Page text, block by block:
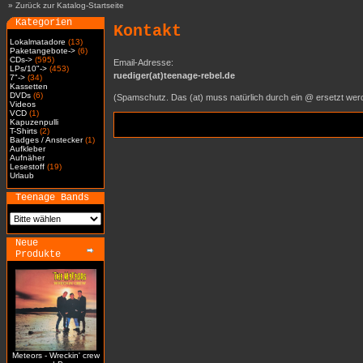
» Zurück zur Katalog-Startseite
Kategorien
Lokalmatadore (13)
Paketangebote-> (6)
CDs-> (595)
LPs/10"-> (453)
7"-> (34)
Kassetten
DVDs (6)
Videos
VCD (1)
Kapuzenpulli
T-Shirts (2)
Badges / Anstecker(1)
Aufkleber
Aufnäher
Lesestoff (19)
Urlaub
Teenage Bands
Neue
Produkte
Meteors - Wreckin' crew
Kontakt
Email-Adresse:
ruediger(at)teenage-rebel.de
(Spamschutz. Das (at) muss natürlich durch ein @ ersetzt